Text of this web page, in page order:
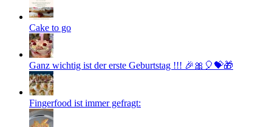
Cake to go
Ganz wichtig ist der erste Geburtstag !!! 🎉🎀🎈💝🎁
Fingerfood ist immer gefragt: